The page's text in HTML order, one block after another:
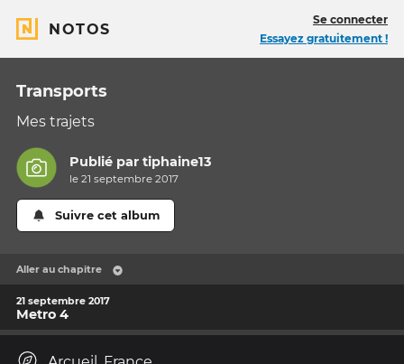
NOTOS
Se connecter
Essayez gratuitement !
Transports
Mes trajets
Publié partiphaine13
le 21 septembre 2017
Suivre cet album
Aller au chapitre
21 septembre 2017
Metro 4